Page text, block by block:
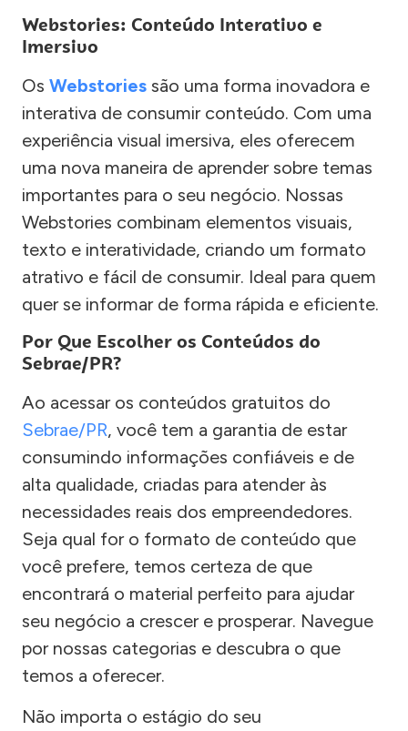
Webstories: Conteúdo Interativo e
Imersivo
Os Webstories são uma forma inovadora e
interativa de consumir conteúdo. Com uma
experiência visual imersiva, eles oferecem
uma nova maneira de aprender sobre temas
importantes para o seu negócio. Nossas
Webstories combinam elementos visuais,
texto e interatividade, criando um formato
atrativo e fácil de consumir. Ideal para quem
quer se informar de forma rápida e eficiente.
Por Que Escolher os Conteúdos do
Sebrae/PR?
Ao acessar os conteúdos gratuitos do
Sebrae/PR, você tem a garantia de estar
consumindo informações confiáveis e de
alta qualidade, criadas para atender às
necessidades reais dos empreendedores.
Seja qual for o formato de conteúdo que
você prefere, temos certeza de que
encontrará o material perfeito para ajudar
seu negócio a crescer e prosperar. Navegue
por nossas categorias e descubra o que
temos a oferecer.
Não importa o estágio do seu